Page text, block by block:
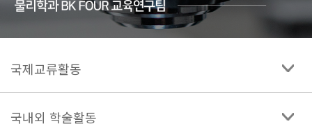
국제교류활동
국내외 학술활동